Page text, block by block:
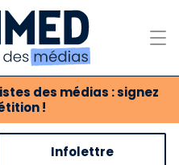
des médias : signez
!
des médias
Infolettre